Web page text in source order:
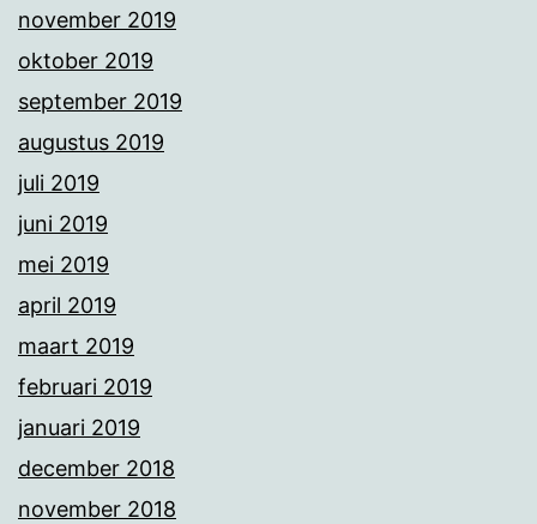
november 2019
oktober 2019
september 2019
augustus 2019
juli 2019
juni 2019
mei 2019
april 2019
maart 2019
februari 2019
januari 2019
december 2018
november 2018